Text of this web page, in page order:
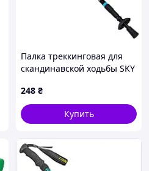
Палка треккинговая для
скандинавской ходьбы SKY
цвета в ассортименте
248 ₴
Купить